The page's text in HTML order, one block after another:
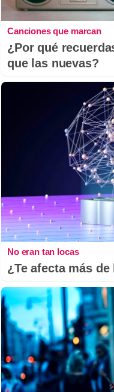
Canciones que marcan
¿Por qué
que las nuevas?
No eran tan locas
¿Te afecta más